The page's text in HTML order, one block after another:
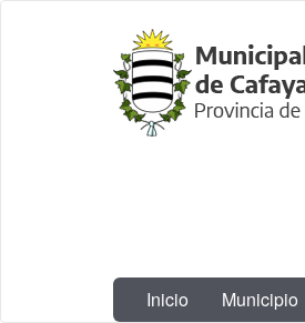
Municipalidad
de Cafayate,
Salta
Inicio Municipio